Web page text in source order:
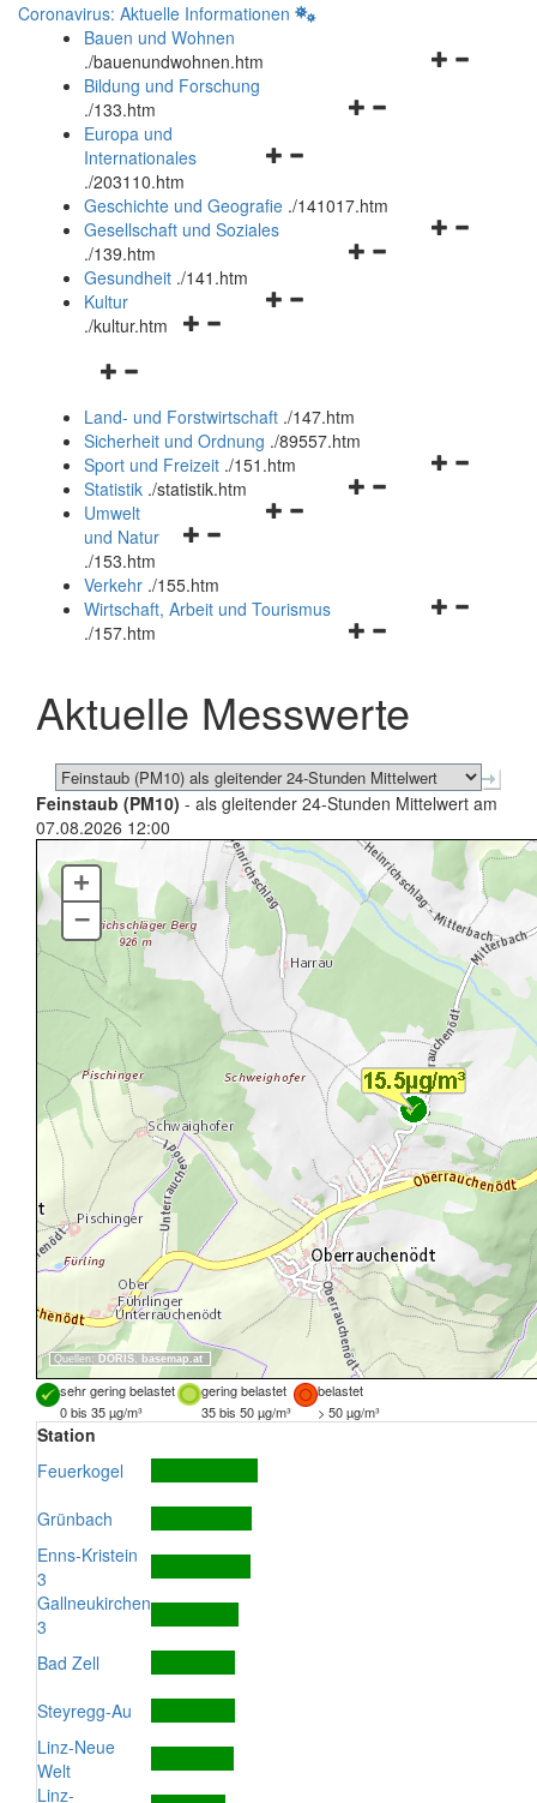
Coronavirus: Aktuelle Informationen
Bauen und Wohnen
./bauenundwohnen.htm
Navigationsmenü
Bildung und Forschung
./133.htm
Navigationsmenü
und
schließen
Europa und
Internationales
./203110.htm
Geschichte und Geografie ./141017.htm
Navigationsmenü
Gesellschaft und Soziales
./139.htm
Navigationsmenü
Gesundheit ./141.htm
Navigationsmenü
Kultur
./kultur.htm
Navigationsmenü
und
schließen
Land- und Forstwirtschaft ./147.htm
Sicherheit und Ordnung ./89557.htm
Navigationsmenü
Sport und Freizeit ./151.htm
Navigationsmenü
Statistik ./statistik.htm
Navigationsmenü
und
schließen
Umwelt
und Natur
./153.htm
Verkehr ./155.htm
Navigationsmenü
schließen
Wirtschaft, Arbeit und Tourismus
./157.htm
Aktuelle Messwerte
Feinstaub (PM10) - als gleitender 24-Stunden Mittelwert am
07.08.2026 12:00
Quellen: DORIS, basemap.at
+
–
sehr gering belastet gering belastet
belastet
0 bis 35 µg/m³
35 bis 50 µg/m³ > 50 µg/m³
Station
Feuerkogel
Grünbach
Enns-Kristein
3
Gallneukirchen
3
Bad Zell
Steyregg-Au
Linz-Neue
Welt
Linz-